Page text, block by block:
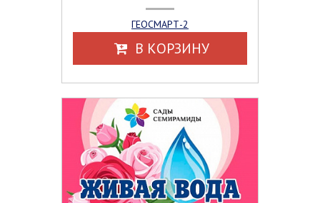
ГЕОСМАРТ-2
В КОРЗИНУ